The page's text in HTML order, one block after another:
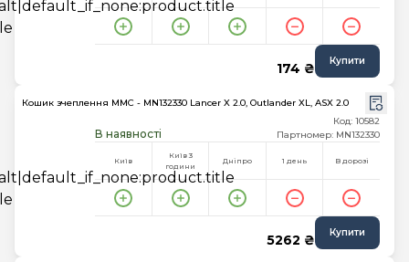
174 ₴ Купити
Кошик зчеплення MMC - MN132330 Lancer X 2.0, Outlander XL, ASX 2.0
В наявності
Код: 10582
Партномер: MN132330
Київ
Київ 3
години
Дніпро 1 день В дорозі
5262 ₴ Купити